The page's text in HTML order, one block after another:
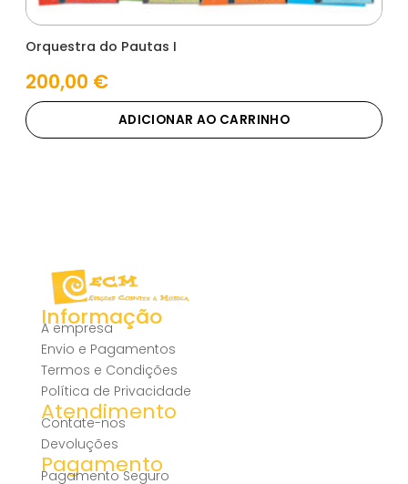
Orquestra do Pautas I
200,00 €
ADICIONAR AO CARRINHO
Informação
A empresa
Envio e Pagamentos
Termos e Condições
Política de Privacidade
Atendimento
Contate-nos
Devoluções
Pagamento
Pagamento Seguro